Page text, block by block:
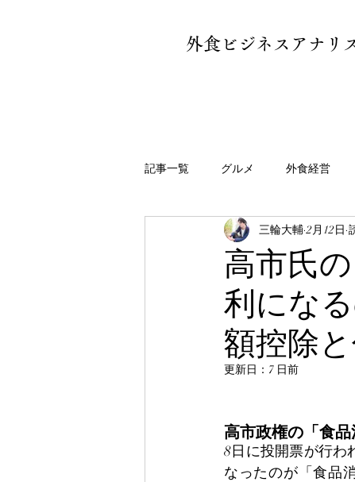
外食ビジネスアナリ
記事一覧 グルメ 外食経営
書評・ブックレビュー エッ
高市氏
利にな
額控除
三輪大輔 2月12日
更新日： 7 日前
高市政権の「食
8日に投開票が行わ
なったのが「食品